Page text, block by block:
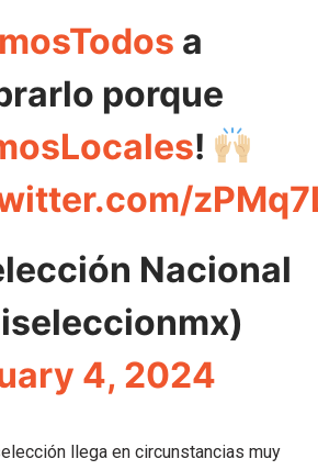
a
porque
!
Nacional
4, 2024
llega en circunstancias muy